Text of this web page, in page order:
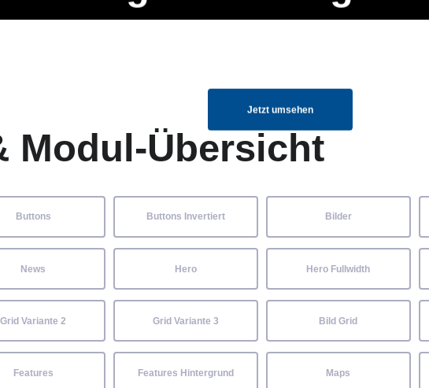
Jetzt umsehen
Modul-Übersicht
Buttons Buttons Invertiert Bilder
News Hero Hero Fullwidth
Grid Variante 2 Grid Variante 3 Bild Grid
Features Features Hintergrund Maps